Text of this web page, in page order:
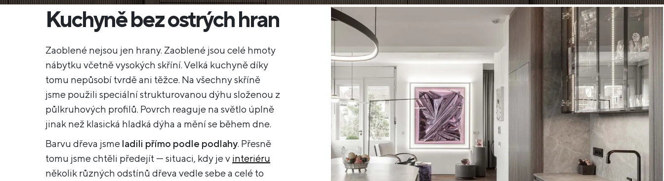
Kuchyně bez ostrých hran
Zaoblené nejsou jen hrany. Zaoblené jsou celé hmoty
nábytku včetně vysokých skříní. Velká kuchyně díky
tomu nepůsobí tvrdě ani těžce. Na všechny skříně
jsme použili speciální strukturovanou dýhu složenou z
půlkruhových profilů. Povrch reaguje na světlo úplně
jinak než klasická hladká dýha a mění se během dne.
Barvu dřeva jsme ladili přímo podle podlahy . Přesně
tomu jsme chtěli předejít — situaci, kdy je v interiéru
několik různých odstínů dřeva vedle sebe a celé to